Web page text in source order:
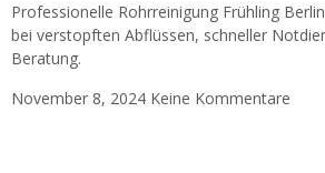
Professionelle Rohrreinigung Frühling
bei verstopften Abflüssen, schneller
Beratung.
November 8, 2024 Keine Kommentare